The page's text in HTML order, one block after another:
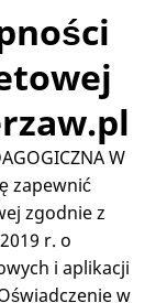
W
zapewnić
zgodnie z
r. o
i aplikacji
w